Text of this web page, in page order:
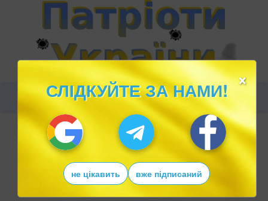
×
СЛІДКУЙТЕ ЗА НАМИ!
не цікавить вже підписаний